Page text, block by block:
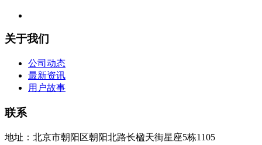
关于我们
公司动态
最新资讯
用户故事
联系
地址：北京市朝阳区朝阳北路长楹天街星座5栋1105